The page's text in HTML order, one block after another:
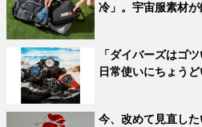
冷」。宇宙服素材
「ダイバーズはゴ
日常使いにちょう
今、改めて見直し